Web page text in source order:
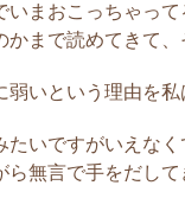
私の愛犬
は、私と
ってくれ
以上に
まおこっちゃって
かまで読めてきて
弱いという理由を
たいですがいえなく
無言で手をだして